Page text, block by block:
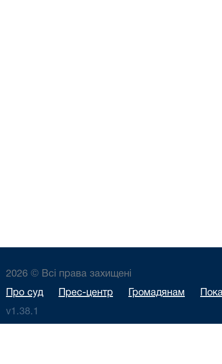
2026 © Всі права захищені
Про суд Прес-центр Громадянам
v1.38.1